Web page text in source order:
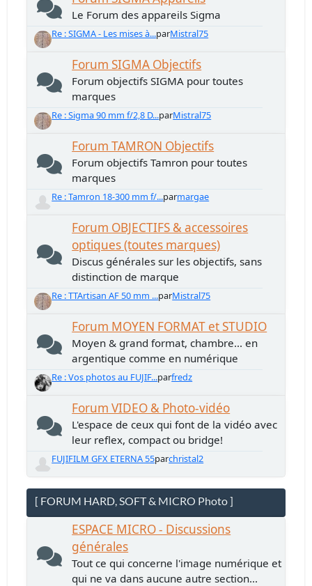
Le Forum des appareils Sigma
Re : SIGMA - Les mises à...parMistral75
Forum SIGMA Objectifs
Forum objectifs SIGMA pour toutes
marques
Re : Sigma 90 mm f/2,8 D...parMistral75
Forum TAMRON Objectifs
Forum objectifs Tamron pour toutes
marques
Re : Tamron 18-300 mm f/...parmargae
Forum OBJECTIFS & accessoires
optiques (toutes marques)
Discus générales sur les objectifs, sans
distinction de marque
Re : TTArtisan AF 50 mm ...parMistral75
Forum MOYEN FORMAT et STUDIO
Moyen & grand format, chambre... en
argentique comme en numérique
Re : Vos photos au FUJIF...parfredz
Forum VIDEO & Photo-vidéo
L'espace de ceux qui font de la vidéo avec
leur reflex, compact ou bridge!
FUJIFILM GFX ETERNA 55parchristal2
[ FORUM HARD, SOFT & MICRO Photo ]
ESPACE MICRO - Discussions
générales
Tout ce qui concerne l'image numérique et
qui ne va dans aucune autre section...